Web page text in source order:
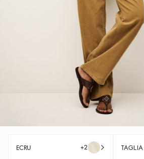
ECRU +2 TAGLIA